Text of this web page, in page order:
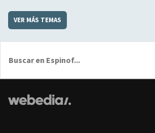
VER MÁS TEMAS